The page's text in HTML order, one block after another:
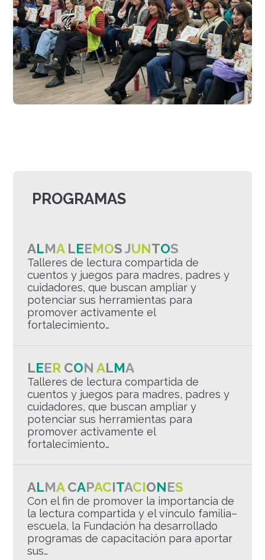
PROGRAMAS
ALMA LEEMOS JUNTOS
Talleres de lectura compartida de
cuentos y juegos para madres, padres y
cuidadores, que buscan ampliar y
potenciar sus herramientas para
promover activamente el
fortalecimiento…
LEER CON ALMA
Talleres de lectura compartida de
cuentos y juegos para madres, padres y
cuidadores, que buscan ampliar y
potenciar sus herramientas para
promover activamente el
fortalecimiento…
ALMA CAPACITACIONES
Con el fin de promover la importancia de
la lectura compartida y el vínculo familia–
escuela, la Fundación ha desarrollado
programas de capacitación para aportar
sus…